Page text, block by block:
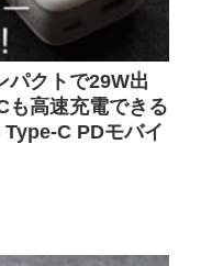
パクトで29W出
も高速充電できる
C PDモバイ